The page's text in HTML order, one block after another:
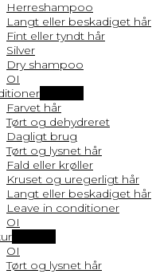
Herreshampoo
Langt eller beskadiget hår
Fint eller tyndt hår
Silver
Dry shampoo
OI
Farvet hår
Tørt og dehydreret
Dagligt brug
Tørt og lysnet hår
Fald eller krøller
Kruset og uregerligt hår
Langt eller beskadiget hår
Leave in conditioner
OI
OI
Tørt og lysnet hår